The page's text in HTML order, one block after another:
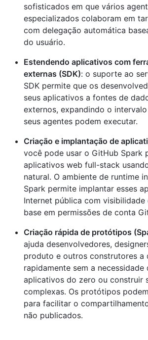
sofisticados em que vários
especializados colaboram em
com delegação automática
do usuário.
Estendendo aplicativos com
externas (SDK): o suporte ao
SDK permite que os
seus aplicativos a fontes de
externos, expandindo o
seus agentes podem executar.
Criação e implantação de
você pode usar o GitHub Spark
aplicativos web full-stack
natural. O ambiente de runtime
Spark permite implantar esses
Internet pública com
base em permissões de conta
Criação rápida de protótipos
ajuda desenvolvedores,
produto e outros construtores a
rapidamente sem a necessidade
aplicativos do zero ou construir
complexas. Os protótipos
para facilitar o
não publicados.